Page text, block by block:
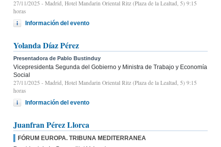
27/11/2025 - Madrid, Hotel Mandarin Oriental Ritz (Plaza de la Lealtad, 5) 9:15
horas
Información del evento
Yolanda Díaz Pérez
Presentadora de Pablo Bustinduy
Vicepresidenta Segunda del Gobierno y Ministra de Trabajo y Economía
Social
27/11/2025 - Madrid, Hotel Mandarin Oriental Ritz (Plaza de la Lealtad, 5) 9:15
horas
Información del evento
Juanfran Pérez Llorca
FÓRUM EUROPA. TRIBUNA MEDITERRANEA